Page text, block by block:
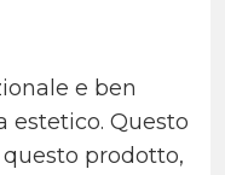
e ben
estetico. Questo
prodotto,